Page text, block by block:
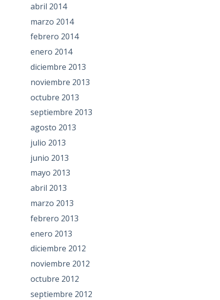
abril 2014
marzo 2014
febrero 2014
enero 2014
diciembre 2013
noviembre 2013
octubre 2013
septiembre 2013
agosto 2013
julio 2013
junio 2013
mayo 2013
abril 2013
marzo 2013
febrero 2013
enero 2013
diciembre 2012
noviembre 2012
octubre 2012
septiembre 2012